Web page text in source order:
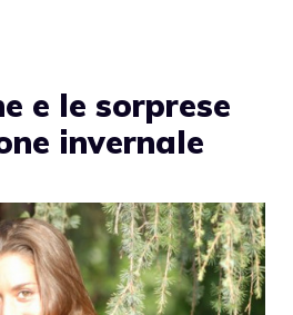
e le sorprese
invernale